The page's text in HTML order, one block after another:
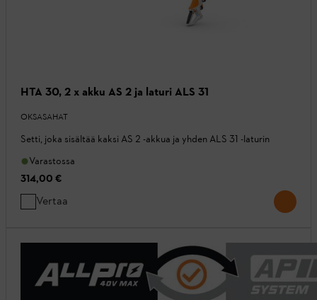
HTA 30, 2 x akku AS 2 ja laturi ALS 31
OKSASAHAT
Setti, joka sisältää kaksi AS 2 -akkua ja yhden ALS 31 -laturin
Varastossa
314,00 €
Vertaa